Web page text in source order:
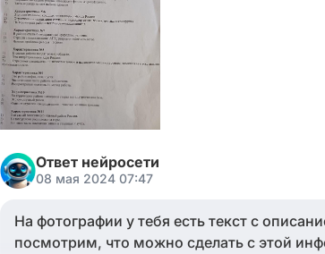
Ответ нейросети
08 мая 2024 07:47
На фотографии у тебя есть текст с
посмотрим, что можно сделать с этой